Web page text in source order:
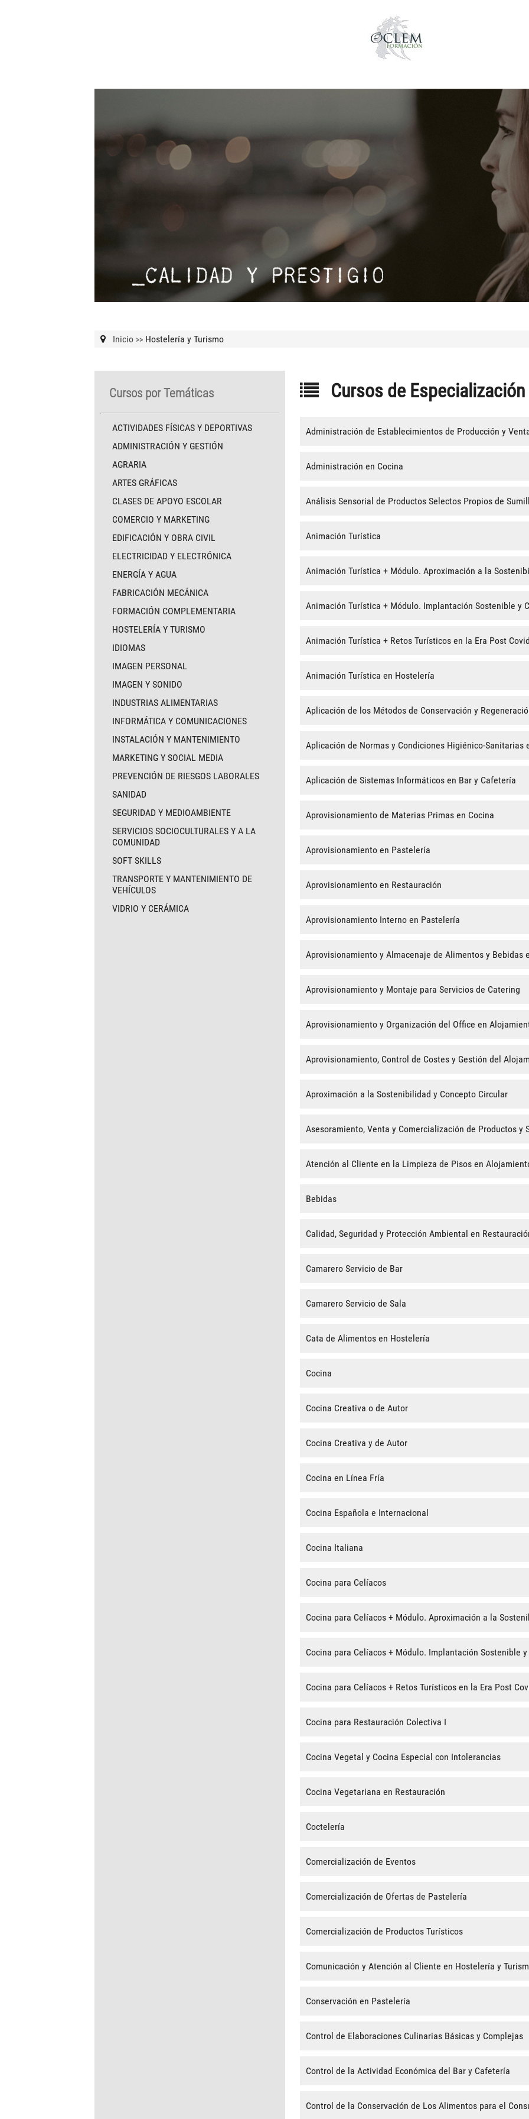
Inicio >> Hostelería y Turismo
Cursos por Temáticas
ACTIVIDADES FÍSICAS Y DEPORTIVAS
ADMINISTRACIÓN Y GESTIÓN
AGRARIA
ARTES GRÁFICAS
CLASES DE APOYO ESCOLAR
COMERCIO Y MARKETING
EDIFICACIÓN Y OBRA CIVIL
ELECTRICIDAD Y ELECTRÓNICA
ENERGÍA Y AGUA
FABRICACIÓN MECÁNICA
FORMACIÓN COMPLEMENTARIA
HOSTELERÍA Y TURISMO
IDIOMAS
IMAGEN PERSONAL
IMAGEN Y SONIDO
INDUSTRIAS ALIMENTARIAS
INFORMÁTICA Y COMUNICACIONES
INSTALACIÓN Y MANTENIMIENTO
MARKETING Y SOCIAL MEDIA
PREVENCIÓN DE RIESGOS LABORALES
SANIDAD
SEGURIDAD Y MEDIOAMBIENTE
SERVICIOS SOCIOCULTURALES Y A LA
COMUNIDAD
SOFT SKILLS
TRANSPORTE Y MANTENIMIENTO DE
VEHÍCULOS
VIDRIO Y CERÁMICA
Cursos de Especialización
Administración de Establecimientos de Producción y
Administración en Cocina
Análisis Sensorial de Productos Selectos Propios de
Animación Turística
Animación Turística + Módulo. Aproximación a la
Animación Turística + Módulo. Implantación Sostenible y
Animación Turística + Retos Turísticos en la Era Post
Animación Turística en Hostelería
Aplicación de los Métodos de Conservación y
Aplicación de Normas y Condiciones Higiénico-Sanitarias
Aplicación de Sistemas Informáticos en Bar y Cafetería
Aprovisionamiento de Materias Primas en Cocina
Aprovisionamiento en Pastelería
Aprovisionamiento en Restauración
Aprovisionamiento Interno en Pastelería
Aprovisionamiento y Almacenaje de Alimentos y Bebidas
Aprovisionamiento y Montaje para Servicios de Catering
Aprovisionamiento y Organización del Office en
Aprovisionamiento, Control de Costes y Gestión del
Aproximación a la Sostenibilidad y Concepto Circular
Asesoramiento, Venta y Comercialización de Productos y
Atención al Cliente en la Limpieza de Pisos en
Bebidas
Calidad, Seguridad y Protección Ambiental en
Camarero Servicio de Bar
Camarero Servicio de Sala
Cata de Alimentos en Hostelería
Cocina
Cocina Creativa o de Autor
Cocina Creativa y de Autor
Cocina en Línea Fría
Cocina Española e Internacional
Cocina Italiana
Cocina para Celíacos
Cocina para Celíacos + Módulo. Aproximación a la
Cocina para Celíacos + Módulo. Implantación Sostenible y
Cocina para Celíacos + Retos Turísticos en la Era Post
Cocina para Restauración Colectiva I
Cocina Vegetal y Cocina Especial con Intolerancias
Cocina Vegetariana en Restauración
Coctelería
Comercialización de Eventos
Comercialización de Ofertas de Pastelería
Comercialización de Productos Turísticos
Comunicación y Atención al Cliente en Hostelería y
Conservación en Pastelería
Control de Elaboraciones Culinarias Básicas y Complejas
Control de la Actividad Económica del Bar y Cafetería
Control de la Conservación de Los Alimentos para el